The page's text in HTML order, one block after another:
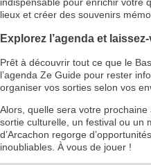
lieux et créer des souvenirs
Explorez l’agenda et
Prêt à découvrir tout ce que le
l’agenda Ze Guide pour rester
organiser vos sorties selon vos
Alors, quelle sera votre
sortie culturelle, un festival ou un
d’Arcachon regorge
inoubliables. À vous de jouer !